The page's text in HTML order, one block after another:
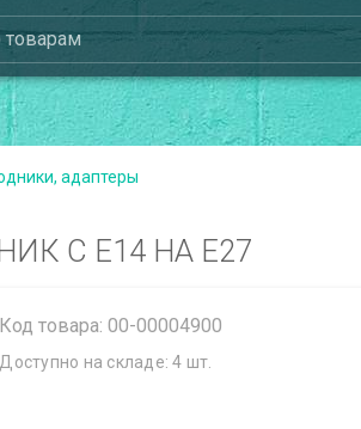
товарам
адаптеры
С Е14 НА Е27
Код товара: 00-00004900
Доступно на складе: 4 шт.